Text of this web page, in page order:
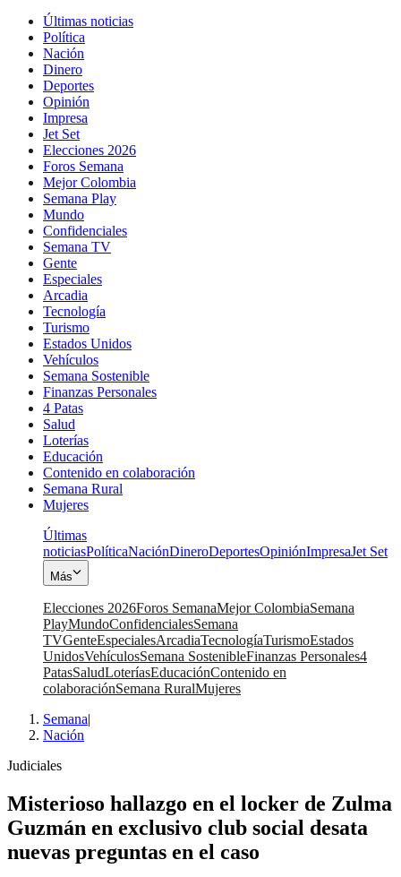
Últimas noticias
Política
Nación
Dinero
Deportes
Opinión
Impresa
Jet Set
Elecciones 2026
Foros Semana
Mejor Colombia
Semana Play
Mundo
Confidenciales
Semana TV
Gente
Especiales
Arcadia
Tecnología
Turismo
Estados Unidos
Vehículos
Semana Sostenible
Finanzas Personales
4 Patas
Salud
Loterías
Educación
Contenido en colaboración
Semana Rural
Mujeres
Últimas
noticiasPolíticaNaciónDineroDeportesOpiniónImpresaJet Set
Más
Elecciones 2026Foros SemanaMejor ColombiaSemana
PlayMundoConfidencialesSemana
TVGenteEspecialesArcadiaTecnologíaTurismoEstados
UnidosVehículosSemana SostenibleFinanzas Personales4
PatasSaludLoteríasEducaciónContenido en
colaboraciónSemana RuralMujeres
Semana|
Nación
Judiciales
Misterioso hallazgo en el locker de Zulma
Guzmán en exclusivo club social desata
nuevas preguntas en el caso